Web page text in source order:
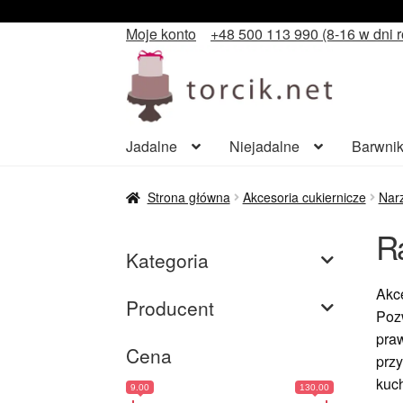
Moje konto +48 500 113 990 (8-16 w dni
Przejdź
do
nawigacji
Przejdź
do
treści
Jadalne Niejadalne
Strona główna Akcesoria cukiernicze
Kategoria
Producent
Cena
9.00 130.00